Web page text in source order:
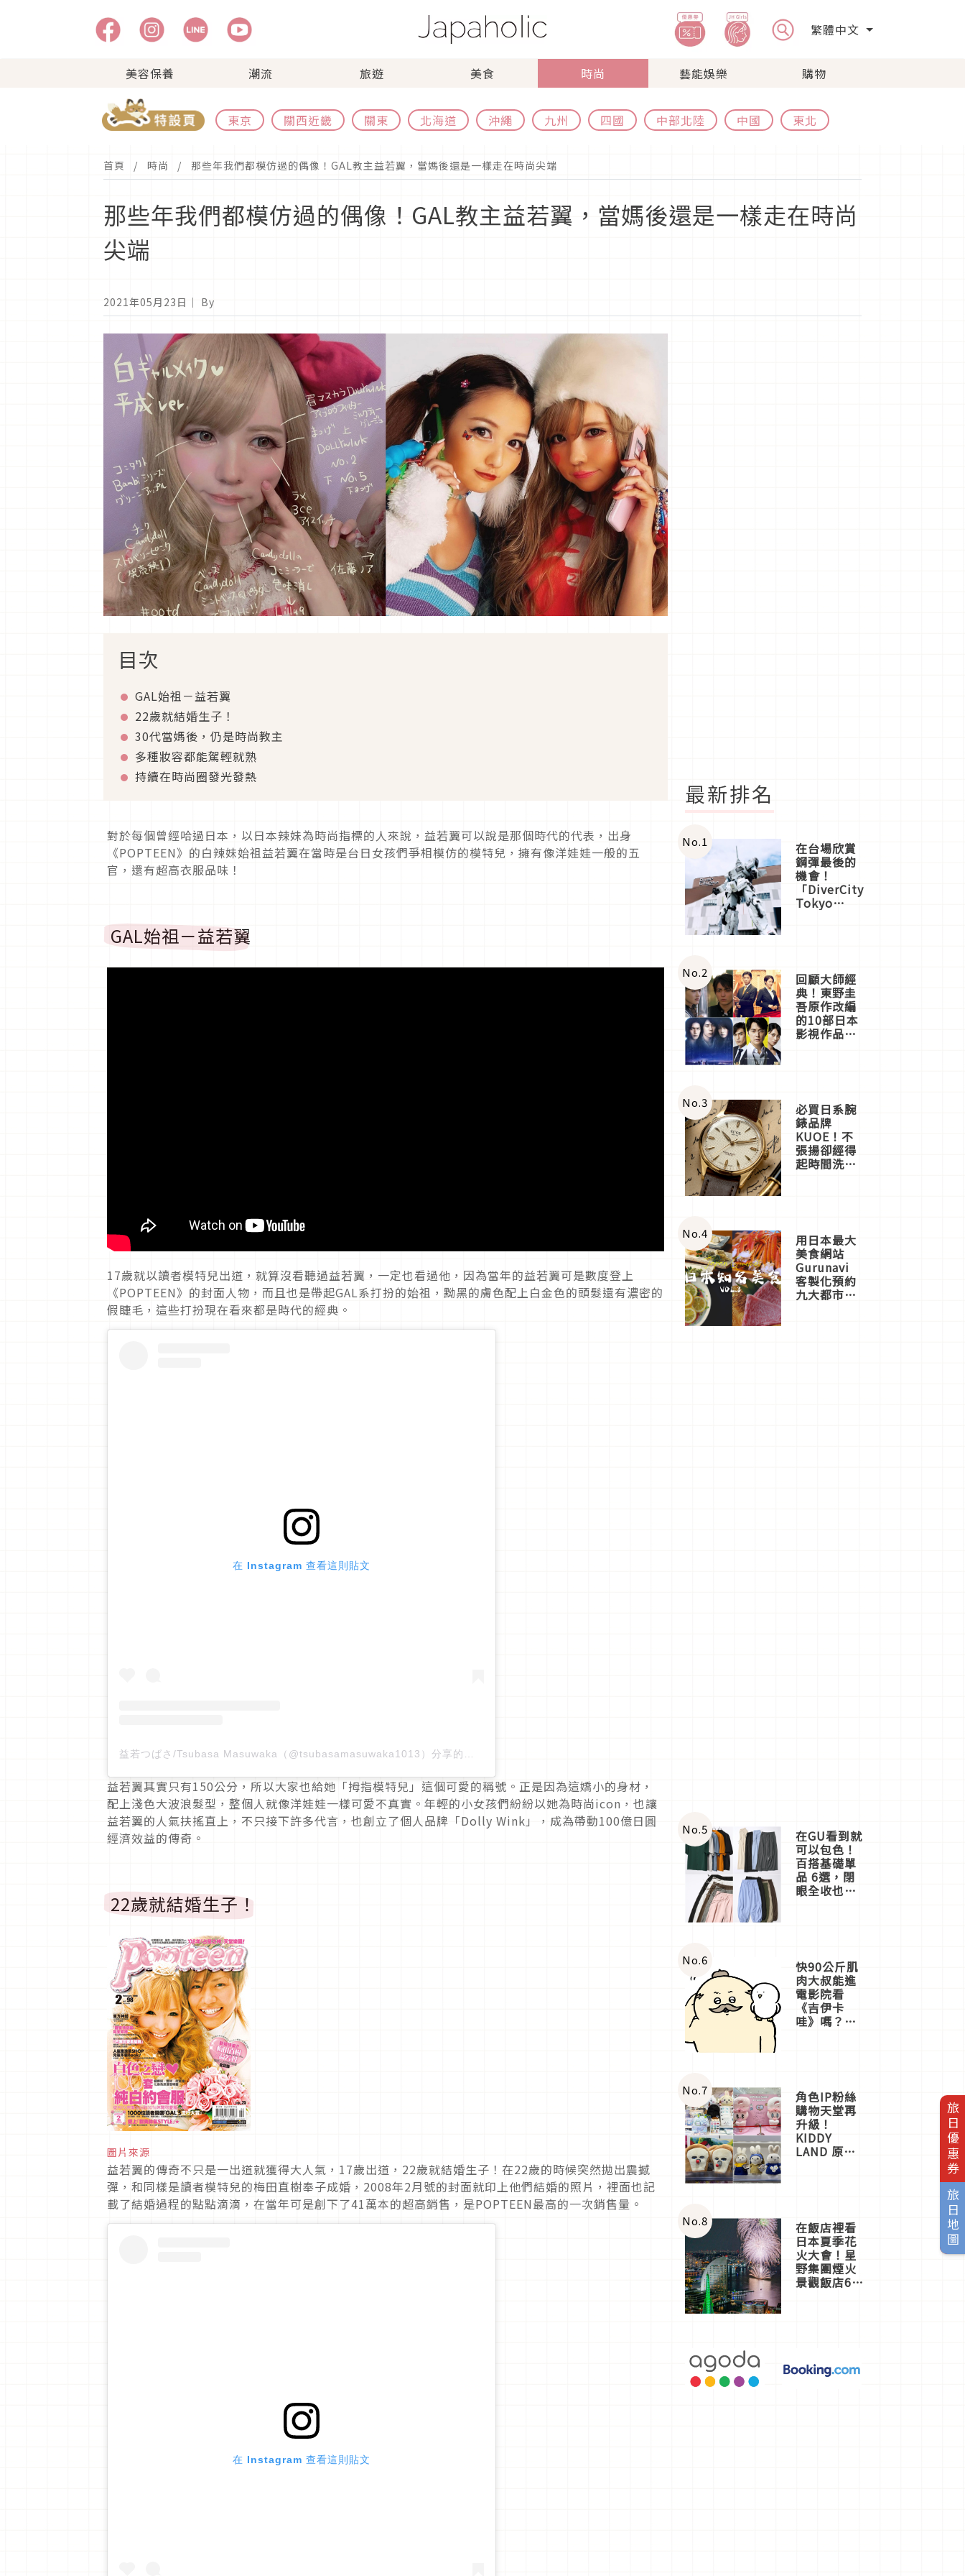
繁體中文
美容保養 潮流 旅遊 美食 時尚 藝能娛樂 購物
東京 關西近畿 關東 北海道 沖繩 九州 四國 中部北陸 中國 東北
旅日優惠券
旅日地圖
首頁 時尚 那些年我們都模仿過的偶像！GAL教主益若翼，當媽後還是一樣走在時尚尖端
那些年我們都模仿過的偶像！GAL教主益若翼，當媽後還是一樣走在時尚
尖端
2021年05月23日 ｜ By
目次
GAL始祖－益若翼
22歲就結婚生子！
30代當媽後，仍是時尚教主
多種妝容都能駕輕就熟
持續在時尚圈發光發熱
對於每個曾經哈過日本，以日本辣妹為時尚指標的人來說，益若翼可以說是那個時代的代表，出身
《POPTEEN》的白辣妹始祖益若翼在當時是台日女孩們爭相模仿的模特兒，擁有像洋娃娃一般的五
官，還有超高衣服品味！
GAL始祖－益若翼
17歲就以讀者模特兒出道，就算沒看聽過益若翼，一定也看過他，因為當年的益若翼可是數度登上
《POPTEEN》的封面人物，而且也是帶起GAL系打扮的始祖，黝黑的膚色配上白金色的頭髮還有濃密的
假睫毛，這些打扮現在看來都是時代的經典。
在 Instagram 查看這則貼文
益若翼其實只有150公分，所以大家也給她「拇指模特兒」這個可愛的稱號。正是因為這嬌小的身材，
配上淺色大波浪髮型，整個人就像洋娃娃一樣可愛不真實。年輕的小女孩們紛紛以她為時尚icon，也讓
益若翼的人氣扶搖直上，不只接下許多代言，也創立了個人品牌「Dolly Wink」，成為帶動100億日圓
經濟效益的傳奇。
22歲就結婚生子！
圖片來源
益若翼的傳奇不只是一出道就獲得大人氣，17歲出道，22歲就結婚生子！在22歲的時候突然拋出震撼
彈，和同樣是讀者模特兒的梅田直樹奉子成婚，2008年2月號的封面就印上他們結婚的照片，裡面也記
載了結婚過程的點點滴滴，在當年可是創下了41萬本的超高銷售，是POPTEEN最高的一次銷售量。
在 Instagram 查看這則貼文
最新排名
No.1 在台場欣賞
鋼彈最後的
機會！
「DiverCity
Tokyo
體驗
No.2 回顧大師經
典！東野圭
吾原作改編
的10部日本
影視作品推
No.3 必買日系腕
錶品牌
KUOE！不
張揚卻經得
起時間洗鍊
No.4 用日本最大
美食網站
Gurunavi
客製化預約
九大都市餐
No.5 在GU看到就
可以包色！
百搭基礎單
品 6選，閉
眼全收也不
No.6 快90公斤肌
肉大叔能進
電影院看
《吉伊卡
哇》嗎？日
一同給出了
答案
No.7 角色IP粉絲
購物天堂再
升級！
KIDDY
LAND 原宿
店3分即達
No.8 在飯店裡看
日本夏季花
火大會！星
野集團煙火
景觀飯店6